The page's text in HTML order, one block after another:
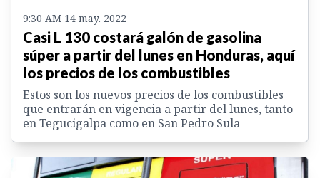
9:30 AM 14 may. 2022
Casi L 130 costará galón de gasolina
súper a partir del lunes en Honduras, aquí
los precios de los combustibles
Estos son los nuevos precios de los combustibles
que entrarán en vigencia a partir del lunes, tanto
en Tegucigalpa como en San Pedro Sula